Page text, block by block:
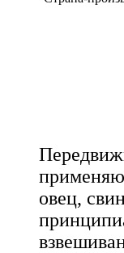
овец,